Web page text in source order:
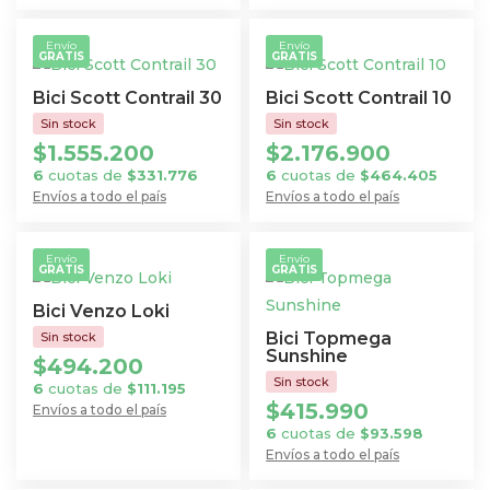
producto
tiene
múltiples
variantes.
Las
opciones
se
elegir
en
la
página
de
producto
tiene
múltiples
variantes.
Las
opciones
se
pueden
en
la
página
de
producto
Bici Scott Contrail 30
Envío
GRATIS
Envíos a todo el país
$1.555.200
6 cuotas de $331.776
producto
tiene
múltiples
variantes.
Las
opciones
se
Bici Scott Contrail 10
Envío
GRATIS
Envíos a todo el país
$2.176.900
6 cuotas de $464.405
producto
tiene
múltiples
variantes.
Las
opciones
se
pueden
elegir
Bici Venzo Loki
Envío
GRATIS
Envíos a todo el país
$494.200
6 cuotas de $111.195
Bici Topmega
Sunshine
Envío
GRATIS
Envíos a todo el país
$415.990
6 cuotas de $93.598